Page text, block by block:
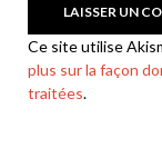
Ce site utilise
plus sur la façon
traitées.